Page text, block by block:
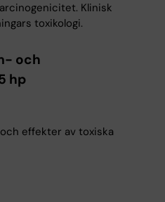
Klinisk
toxikologi.
och
hp
effekter av toxiska